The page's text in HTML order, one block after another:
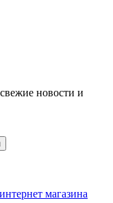
новости и